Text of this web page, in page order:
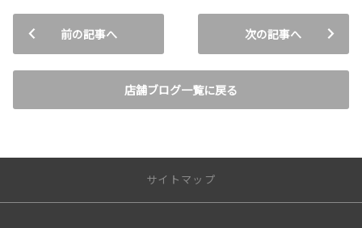
前の記事へ
店舗ブログ一覧に戻る
次の記事へ
サイトマップ